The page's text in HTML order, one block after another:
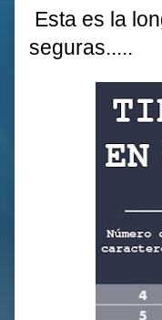
Esta es la
seguras.....